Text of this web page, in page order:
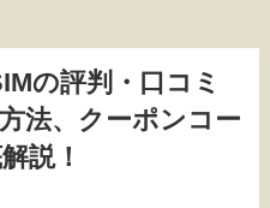
の評判・口コミ
法、クーポンコー
説！